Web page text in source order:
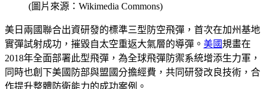
(圖片來源：Wikimedia Commons)
美日兩國聯合出資研發的標準三型防空飛彈，首次在加州基地
實彈試射成功，摧毀自太空重返大氣層的導彈。 美國規畫在
2018年全面部署此型飛彈，為全球飛彈防禦系統增添生力軍，
同時也創下美國防部與盟國分擔經費，共同研發改良技術，合
作提升整體防衛能力的成功案例。